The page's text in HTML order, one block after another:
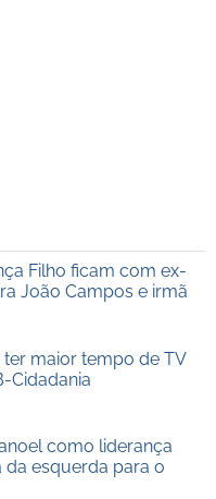
Filho ficam com ex-
João Campos e irmã
maior tempo de TV
Cidadania
como liderança
da esquerda para o